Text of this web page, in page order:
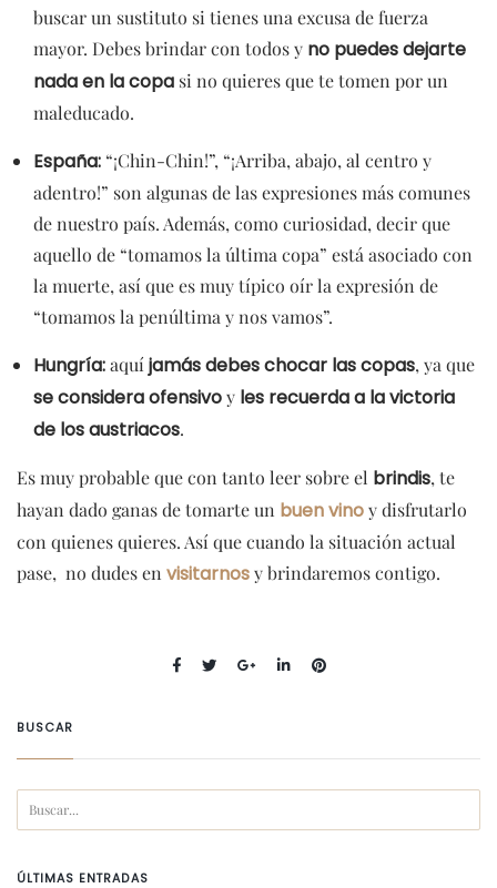
buscar un sustituto si tienes una excusa de fuerza
mayor. Debes brindar con todos y no puedes dejarte
nada en la copa si no quieres que te tomen por un
maleducado.
España: “¡Chin-Chin!”, “¡Arriba, abajo, al centro y
adentro!” son algunas de las expresiones más comunes
de nuestro país. Además, como curiosidad, decir que
aquello de “tomamos la última copa” está asociado con
la muerte, así que es muy típico oír la expresión de
“tomamos la penúltima y nos vamos”.
Hungría:aquí jamás debes chocar las copas, ya que
se considera ofensivoy les recuerda a la victoria
de los austriacos.
Es muy probable que con tanto leer sobre el brindis, te
hayan dado ganas de tomarte un buen vinoy disfrutarlo
con quienes quieres. Así que cuando la situación actual
pase, no dudes en visitarnosy brindaremos contigo.
BUSCAR
ÚLTIMAS ENTRADAS